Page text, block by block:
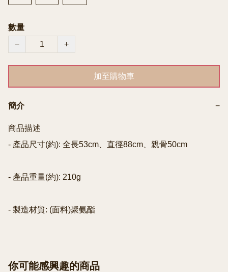
數量
−
+
加至購物車
簡介 −
商品描述
- 產品尺寸(約): 全長53cm、直徑88cm、親骨50cm
- 產品重量(約): 210g
- 製造材質: (面料)聚氨酯
你可能感興趣的商品